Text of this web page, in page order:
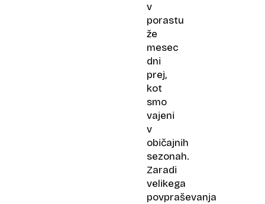
v
porastu
že
mesec
dni
prej,
kot
smo
vajeni
v
običajnih
sezonah.
Zaradi
velikega
povpraševanja